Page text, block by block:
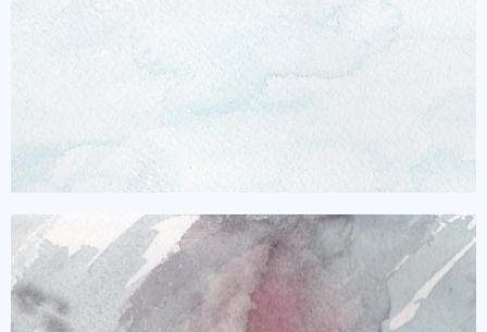
舞台を演じています。